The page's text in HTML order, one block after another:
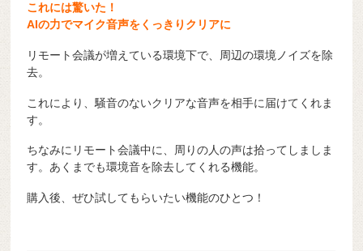
これには驚いた！
AIの力でマイク音声をくっきりクリアに
リモート会議が増えている環境下で、周辺の環境ノイズを除
去。
これにより、騒音のないクリアな音声を相手に届けてくれま
す。
ちなみにリモート会議中に、周りの人の声は拾ってしましま
す。あくまでも環境音を除去してくれる機能。
購入後、ぜひ試してもらいたい機能のひとつ！